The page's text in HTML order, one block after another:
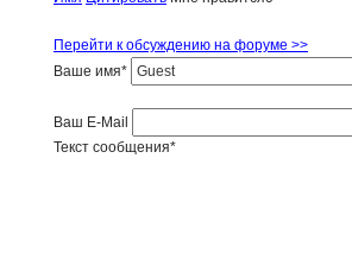
Перейти к обсуждению на форуме >>
Ваше имя*
Ваш E-Mail
Текст сообщения*